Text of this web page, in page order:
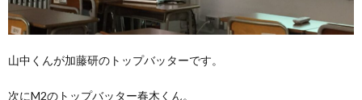
山中くんが加藤研のトップバッターです。
次にM2のトップバッター春木くん。